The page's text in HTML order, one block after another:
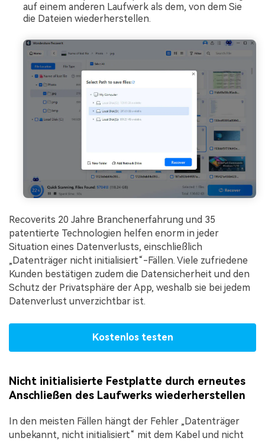
auf einem anderen Laufwerk als dem, von dem Sie
die Dateien wiederherstellen.
Recoverits 20 Jahre Branchenerfahrung und 35
patentierte Technologien helfen enorm in jeder
Situation eines Datenverlusts, einschließlich
„Datenträger nicht initialisiert“-Fällen. Viele zufriedene
Kunden bestätigen zudem die Datensicherheit und den
Schutz der Privatsphäre der App, weshalb sie bei jedem
Datenverlust unverzichtbar ist.
Kostenlos testen
Nicht initialisierte Festplatte durch erneutes
Anschließen des Laufwerks wiederherstellen
In den meisten Fällen hängt der Fehler „Datenträger
unbekannt, nicht initialisiert“ mit dem Kabel und nicht